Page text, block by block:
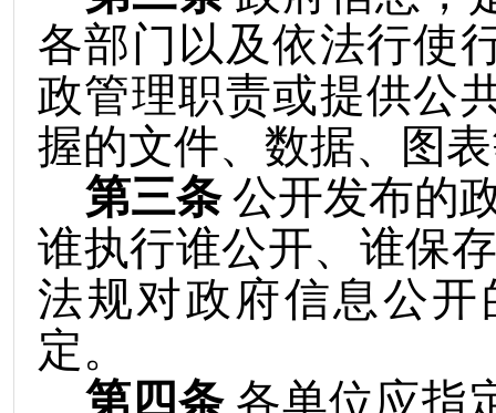
各部门以及依法行使
政管理职责或提供公
握的文件、数据、图
第三条 公开发布的
谁执行谁公开、谁保
法规对政府信息公
定。
第四条 各单位应指